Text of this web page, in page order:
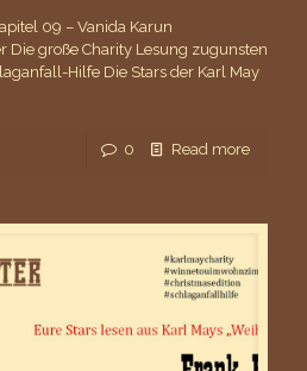
09 – Vanida Karun
große Charity Lesung zugunsten
Hilfe Die Stars der Karl May
0 Read more